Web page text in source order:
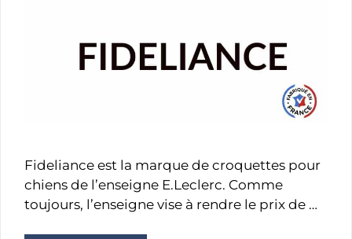
Fideliance est la marque de croquettes pour
chiens de l’enseigne E.Leclerc. Comme
toujours, l’enseigne vise à rendre le prix de …